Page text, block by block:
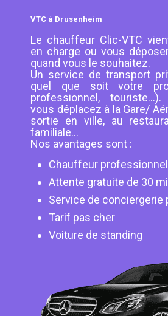
VTC à Drusenheim
Le chauffeur Clic-VTC
en charge ou vous
quand vous le souhaitez.
Un service de transport
quel que soit votre
professionnel,
vous déplacez à la Gare/
sortie en ville, au
familiale...
Nos avantages sont :
Chauffeur
Attente gratuite de 30
Service de conciergerie
Tarif pas cher
Voiture de standing